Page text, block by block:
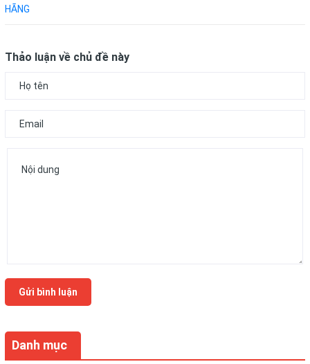
Danh mục
HÃNG
Thảo luận về chủ đề này
Gửi bình luận